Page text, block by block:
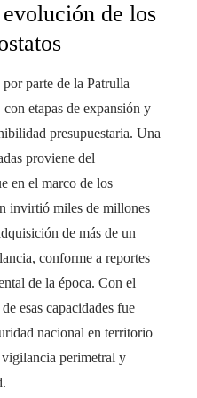
de los
parte de la Patrulla
etapas de expansión y
presupuestaria. Una
proviene del
en el marco de los
invirtió miles de millones
de más de un
conforme a reportes
de la época. Con el
esas capacidades fue
nacional en territorio
perimetral y